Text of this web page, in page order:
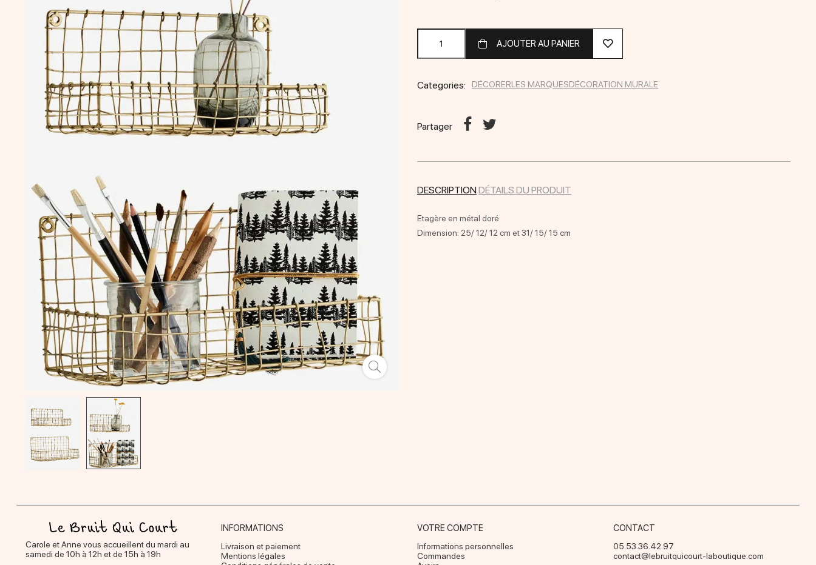
AJOUTER AU PANIER
Categories: DÉCORERLES MARQUESDÉCORATION MURALE
Partager
DESCRIPTION DÉTAILS DU PRODUIT
Etagère en métal doré
Dimension: 25/ 12/ 12 cm et 31/ 15/ 15 cm
Carole et Anne vous accueillent du mardi au
samedi de 10h à 12h et de 15h à 19h
INFORMATIONS
Livraison et paiement
Mentions légales
VOTRE COMPTE
Informations personnelles
Commandes
CONTACT
05.53.36.42.97
contact@lebruitquicourt-laboutique.com